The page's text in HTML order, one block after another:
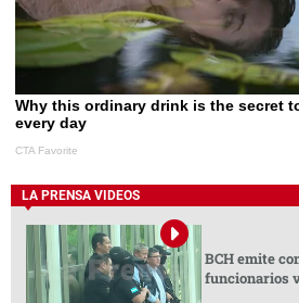
LA PRENSA VIDEOS
BCH emite
funcionarios